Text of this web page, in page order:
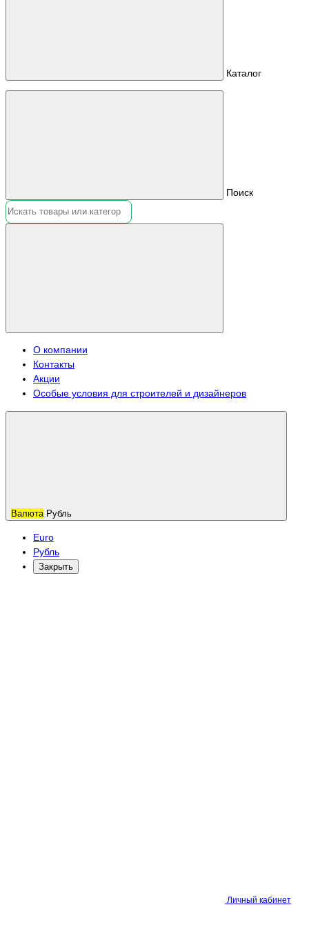
Каталог
Поиск
О компании
Контакты
Акции
Особые условия для строителей и дизайнеров
Валюта Рубль
Euro
Рубль
Закрыть
Личный кабинет